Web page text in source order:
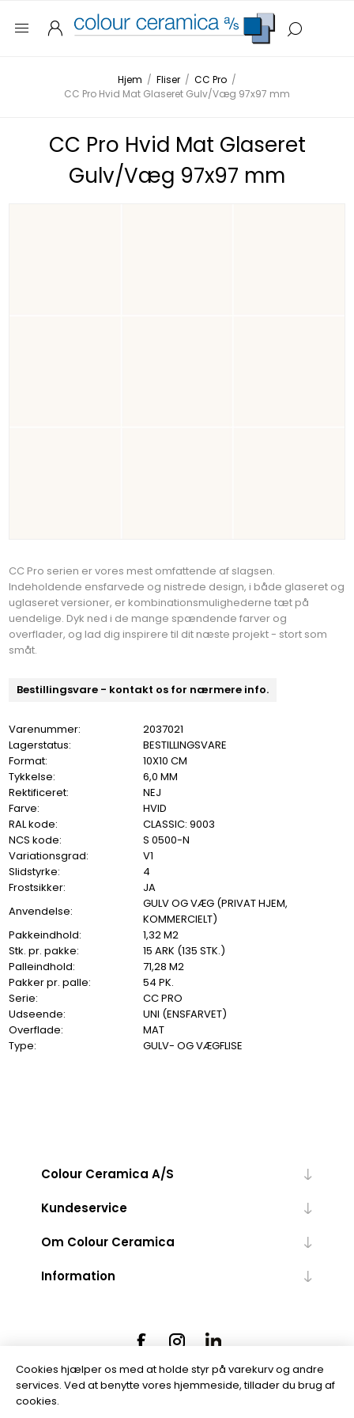
Hjem / Fliser / CC Pro /
CC Pro Hvid Mat Glaseret Gulv/Væg 97x97 mm
CC Pro Hvid Mat Glaseret
Gulv/Væg 97x97 mm
CC Pro serien er vores mest omfattende af slagsen.
Indeholdende ensfarvede og nistrede design, i både glaseret og
uglaseret versioner, er kombinationsmulighederne tæt på
uendelige. Dyk ned i de mange spændende farver og
overflader, og lad dig inspirere til dit næste projekt - stort som
småt.
Bestillingsvare - kontakt os for nærmere info.
Varenummer:
2037021
Lagerstatus:
BESTILLINGSVARE
Format:
10X10 CM
Tykkelse:
6,0 MM
Rektificeret:
NEJ
Farve:
HVID
RAL kode:
CLASSIC: 9003
NCS kode:
S 0500-N
Variationsgrad:
V1
Slidstyrke:
4
Frostsikker:
JA
Anvendelse:
GULV OG VÆG (PRIVAT HJEM,
KOMMERCIELT)
Pakkeindhold:
1,32 M2
Stk. pr. pakke:
15 ARK (135 STK.)
Palleindhold:
71,28 M2
Pakker pr. palle:
54 PK.
Serie:
CC PRO
Udseende:
UNI (ENSFARVET)
Overflade:
MAT
Type:
GULV- OG VÆGFLISE
Colour Ceramica A/S
Kundeservice
Om Colour Ceramica
Information
Cookies hjælper os med at holde styr på varekurv og andre
services. Ved at benytte vores hjemmeside, tillader du brug af
cookies.